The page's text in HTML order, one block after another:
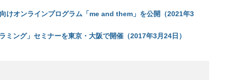
けオンラインプログラム「me and them」を公開（2021年3
ミング」セミナーを東京・大阪で開催（2017年3月24日）